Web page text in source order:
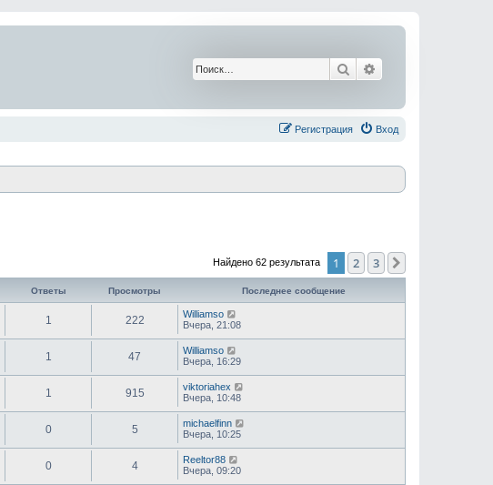
Поиск
Вход
Регистрация
Найдено 62 результата 1 2 3
Ответы Просмотры Последнее сообщение
1 222
Williamso
Вчера, 21:08
1 47
Williamso
Вчера, 16:29
1 915
viktoriahex
Вчера, 10:48
0 5
michaelfinn
Вчера, 10:25
0 4
Reeltor88
Вчера, 09:20